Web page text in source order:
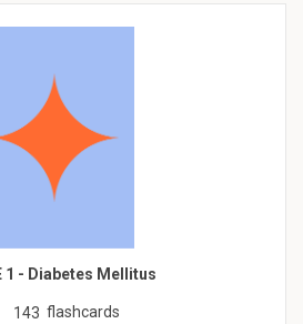
1 - Diabetes Mellitus
143 flashcards